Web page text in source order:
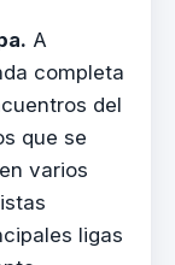
A
completa
del
que se
varios
ligas